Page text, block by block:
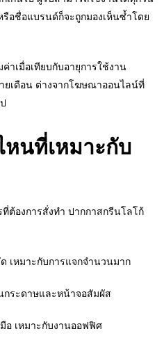
อชื่อแบรนด์ก็จะถูกมองเห็นซ้ำโดย
าเมื่อเทียบกับอายุการใช้งาน
ยเดือน ต่างจากโฆษณาออนไลน์ที่
หนที่เหมาะกับ
ที่ต้องการสั่งทำ ปากกาสกรีนโลโก้
เหมาะกับการแจกจำนวนมาก
กระดาษและหน้าจอสัมผัส
อ เหมาะกับงานออฟฟิศ